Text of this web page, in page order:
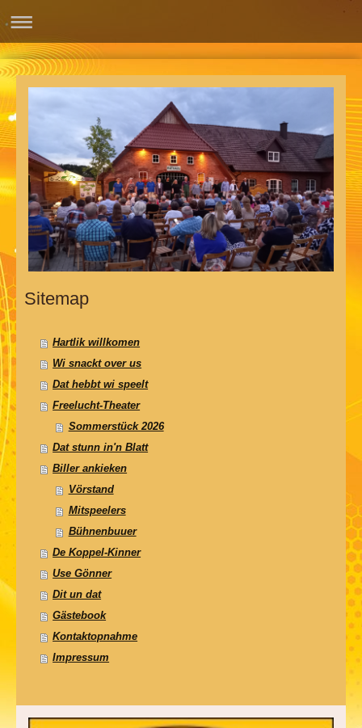
Sitemap
Hartlik willkomen
Wi snackt over us
Dat hebbt wi speelt
Freelucht-Theater
Sommerstück 2026
Dat stunn in'n Blatt
Biller ankieken
Vörstand
Mitspeelers
Bühnenbuuer
De Koppel-Kinner
Use Gönner
Dit un dat
Gästebook
Kontaktopnahme
Impressum